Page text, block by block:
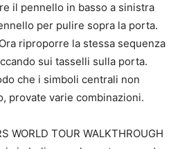
il pennello in basso a sinistra
per pulire sopra la porta.
riproporre la stessa sequenza
sui tasselli sulla porta.
che i simboli centrali non
provate varie combinazioni.
WORLD TOUR WALKTHROUGH